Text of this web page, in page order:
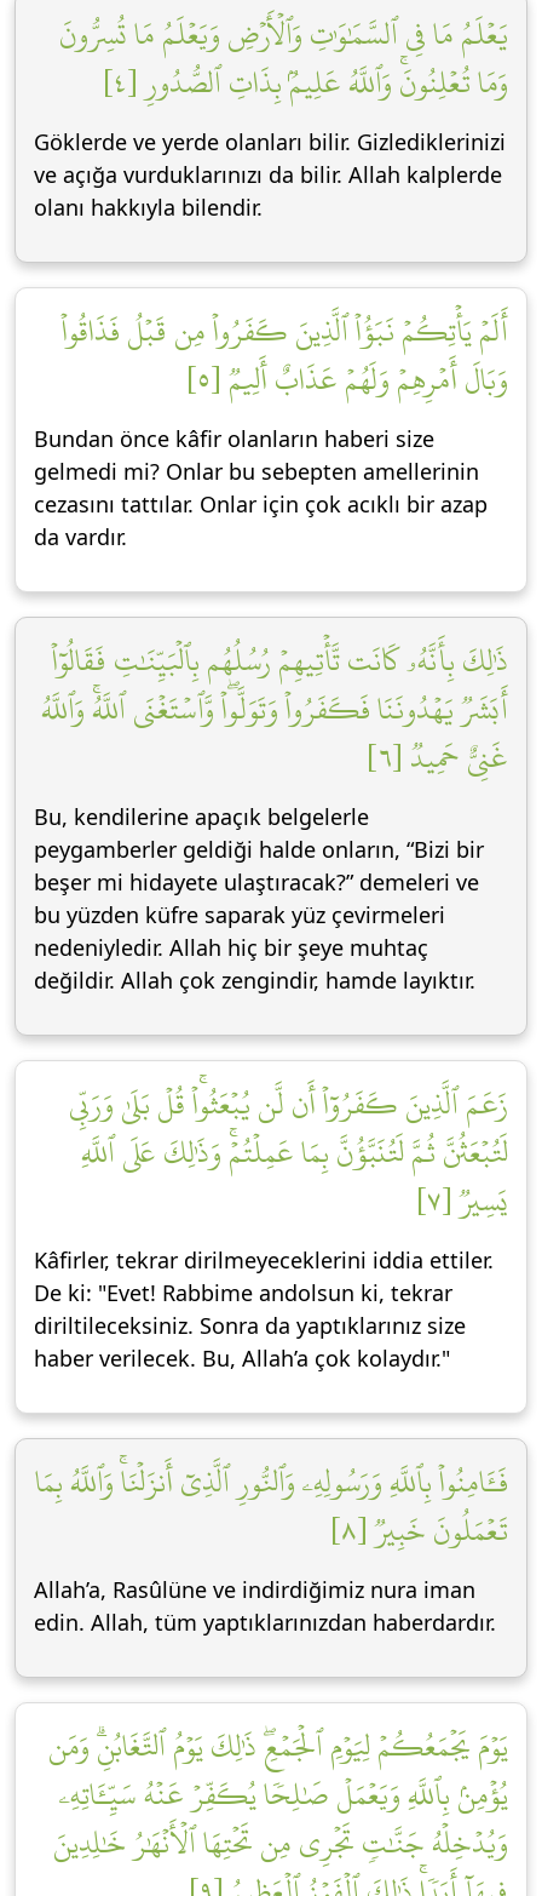
يَعۡلَمُ مَا فِي ٱلسَّمَٰوَٰتِ وَٱلۡأَرۡضِ وَيَعۡلَمُ مَا تُسِرُّونَ
وَمَا تُعۡلِنُونَۚ وَٱللَّهُ عَلِيمُۢ بِذَاتِ ٱلصُّدُورِ [٤]
Göklerde ve yerde olanları bilir. Gizlediklerinizi
ve açığa vurduklarınızı da bilir. Allah kalplerde
olanı hakkıyla bilendir.
أَلَمۡ يَأۡتِكُمۡ نَبَؤُاْ ٱلَّذِينَ كَفَرُواْ مِن قَبۡلُ فَذَاقُواْ
وَبَالَ أَمۡرِهِمۡ وَلَهُمۡ عَذَابٌ أَلِيمٞ [٥]
Bundan önce kâfir olanların haberi size
gelmedi mi? Onlar bu sebepten amellerinin
cezasını tattılar. Onlar için çok acıklı bir azap
da vardır.
ذَٰلِكَ بِأَنَّهُۥ كَانَت تَّأۡتِيهِمۡ رُسُلُهُم بِٱلۡبَيِّنَٰتِ فَقَالُوٓاْ
أَبَشَرٞ يَهۡدُونَنَا فَكَفَرُواْ وَتَوَلَّواْۖ وَّٱسۡتَغۡنَى ٱللَّهُۚ وَٱللَّهُ
غَنِيٌّ حَمِيدٞ [٦]
Bu, kendilerine apaçık belgelerle
peygamberler geldiği halde onların, “Bizi bir
beşer mi hidayete ulaştıracak?” demeleri ve
bu yüzden küfre saparak yüz çevirmeleri
nedeniyledir. Allah hiç bir şeye muhtaç
değildir. Allah çok zengindir, hamde layıktır.
زَعَمَ ٱلَّذِينَ كَفَرُوٓاْ أَن لَّن يُبۡعَثُواْۚ قُلۡ بَلَىٰ وَرَبِّي
لَتُبۡعَثُنَّ ثُمَّ لَتُنَبَّؤُنَّ بِمَا عَمِلۡتُمۡۚ وَذَٰلِكَ عَلَى ٱللَّهِ
يَسِيرٞ [٧]
Kâfirler, tekrar dirilmeyeceklerini iddia ettiler.
De ki: "Evet! Rabbime andolsun ki, tekrar
diriltileceksiniz. Sonra da yaptıklarınız size
haber verilecek. Bu, Allah’a çok kolaydır."
فَـَٔامِنُواْ بِٱللَّهِ وَرَسُولِهِۦ وَٱلنُّورِ ٱلَّذِيٓ أَنزَلۡنَاۚ وَٱللَّهُ بِمَا
تَعۡمَلُونَ خَبِيرٞ [٨]
Allah’a, Rasûlüne ve indirdiğimiz nura iman
edin. Allah, tüm yaptıklarınızdan haberdardır.
يَوۡمَ يَجۡمَعُكُمۡ لِيَوۡمِ ٱلۡجَمۡعِۖ ذَٰلِكَ يَوۡمُ ٱلتَّغَابُنِۗ وَمَن
يُؤۡمِنۢ بِٱللَّهِ وَيَعۡمَلۡ صَٰلِحٗا يُكَفِّرۡ عَنۡهُ سَيِّـَٔاتِهِۦ
وَيُدۡخِلۡهُ جَنَّٰتٖ تَجۡرِي مِن تَحۡتِهَا ٱلۡأَنۡهَٰرُ خَٰلِدِينَ